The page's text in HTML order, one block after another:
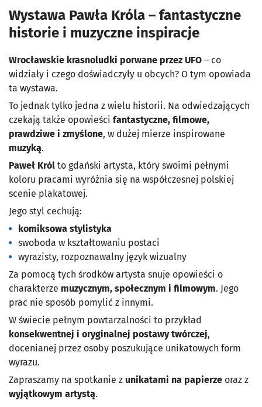
Wystawa Pawła Króla – fantastyczne
historie i muzyczne inspiracje
Wrocławskie krasnoludki porwane przez UFO – co
widziały i czego doświadczyły u obcych? O tym opowiada
ta wystawa.
To jednak tylko jedna z wielu historii. Na odwiedzających
czekają także opowieści fantastyczne, filmowe,
prawdziwe i zmyślone, w dużej mierze inspirowane
muzyką.
Paweł Król to gdański artysta, który swoimi pełnymi
koloru pracami wyróżnia się na współczesnej polskiej
scenie plakatowej.
Jego styl cechują:
komiksowa stylistyka
swoboda w kształtowaniu postaci
wyrazisty, rozpoznawalny język wizualny
Za pomocą tych środków artysta snuje opowieści o
charakterze muzycznym, społecznym i filmowym. Jego
prac nie sposób pomylić z innymi.
W świecie pełnym powtarzalności to przykład
konsekwentnej i oryginalnej postawy twórczej,
docenianej przez osoby poszukujące unikatowych form
wyrazu.
Zapraszamy na spotkanie z unikatami na papierze oraz z
wyjątkowym artystą.